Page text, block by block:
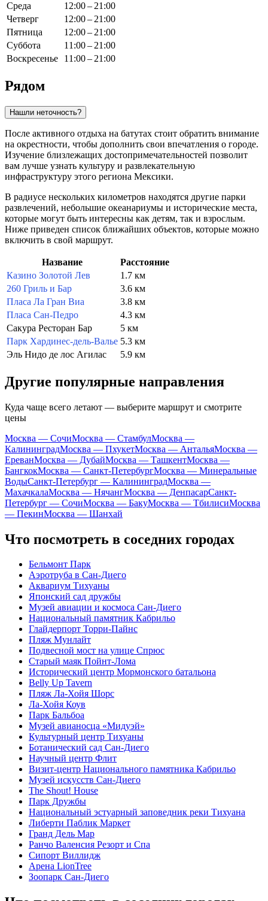
Среда
12:00 – 21:00
Четверг
12:00 – 21:00
Пятница
12:00 – 21:00
Суббота
11:00 – 21:00
Воскресенье
11:00 – 21:00
Рядом
Нашли неточность?
После активного отдыха на батутах стоит обратить внимание
на окрестности, чтобы дополнить свои впечатления о городе.
Изучение близлежащих достопримечательностей позволит
вам лучше узнать культуру и развлекательную
инфраструктуру этого региона Мексики.
В радиусе нескольких километров находятся другие парки
развлечений, небольшие океанариумы и исторические места,
которые могут быть интересны как детям, так и взрослым.
Ниже приведен список ближайших объектов, которые можно
включить в свой маршрут.
Название
Расстояние
Казино Золотой Лев
1.7 км
260 Гриль и Бар
3.6 км
Пласа Ла Гран Виа
3.8 км
Пласа Сан-Педро
4.3 км
Сакура Ресторан Бар
5 км
Парк Хардинес-дель-Валье 5.3 км
Эль Нидо де лос Агилас
5.9 км
Другие популярные направления
Куда чаще всего летают — выберите маршрут и смотрите
цены
Москва — СочиМосква — СтамбулМосква —
КалининградМосква — ПхукетМосква — АнтальяМосква —
ЕреванМосква — ДубайМосква — ТашкентМосква —
БангкокМосква — Санкт-ПетербургМосква — Минеральные
ВодыСанкт-Петербург — КалининградМосква —
МахачкалаМосква — НячангМосква — ДенпасарСанкт-
Петербург — СочиМосква — БакуМосква — ТбилисиМосква
— ПекинМосква — Шанхай
Что посмотреть в соседних городах
Бельмонт Парк
Аэротруба в Сан-Диего
Аквариум Тихуаны
Японский сад дружбы
Музей авиации и космоса Сан-Диего
Национальный памятник Кабрильо
Глайдерпорт Торри-Пайнс
Пляж Мунлайт
Подвесной мост на улице Спрюс
Старый маяк Пойнт-Лома
Исторический центр Мормонского батальона
Belly Up Tavern
Пляж Ла-Хойя Шорс
Ла-Хойя Коув
Парк Бальбоа
Музей авианосца «Мидуэй»
Культурный центр Тихуаны
Ботанический сад Сан-Диего
Научный центр Флит
Визит-центр Национального памятника Кабрильо
Музей искусств Сан-Диего
The Shout! House
Парк Дружбы
Национальный эстуарный заповедник реки Тихуана
Либерти Паблик Маркет
Гранд Дель Мар
Ранчо Валенсия Резорт и Спа
Сипорт Виллидж
Арена LionTree
Зоопарк Сан-Диего